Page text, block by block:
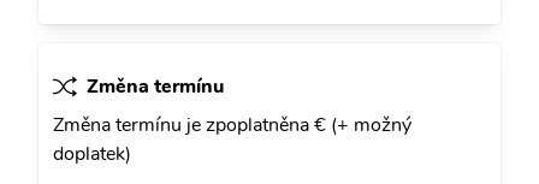
Změna termínu
Změna termínu je zpoplatněna € (+ možný
doplatek)